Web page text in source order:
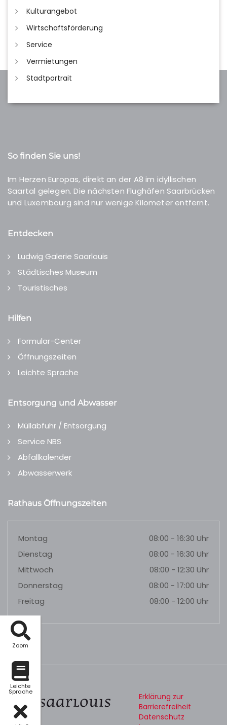
Zoom
Leichte
Sprache
Kulturangebot
Wirtschaftsförderung
Service
Vermietungen
Stadtportrait
So finden Sie uns!
Im Herzen Europas, direkt an der A8 im idyllischen
Saartal gelegen. Die nächsten Flughäfen Saarbrücken
und Luxembourg sind nur wenige Kilometer entfernt.
Entdecken
Ludwig Galerie Saarlouis
Städtisches Museum
Touristisches
Hilfen
Formular-Center
Öffnungszeiten
Leichte Sprache
Entsorgung und Abwasser
Müllabfuhr / Entsorgung
Service NBS
Abfallkalender
Abwasserwerk
Rathaus Öffnungszeiten
Montag
08:00 - 16:30 Uhr
Dienstag
08:00 - 16:30 Uhr
Mittwoch
08:00 - 12:30 Uhr
Donnerstag
08:00 - 17:00 Uhr
Freitag
08:00 - 12:00 Uhr
Erklärung zur
Barrierefreiheit
Datenschutz